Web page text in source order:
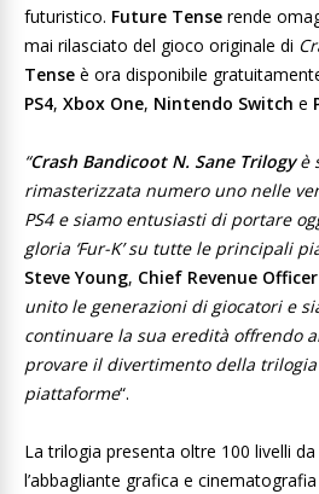
futuristico. Future Tense rende
mai rilasciato del gioco originale di
Tense è ora disponibile
PS4, Xbox One, Nintendo Switch e
“Crash Bandicoot N. Sane Trilogyè
rimasterizzata numero uno nelle
PS4 e siamo entusiasti di portare
gloria ‘Fur-K’ su tutte le principali
Steve Young, Chief Revenue
unito le generazioni di giocatori e
continuare la sua eredità offrendo
provare il divertimento della
piattaforme“.
La trilogia presenta oltre 100 livelli
l’abbagliante grafica e cinematografia